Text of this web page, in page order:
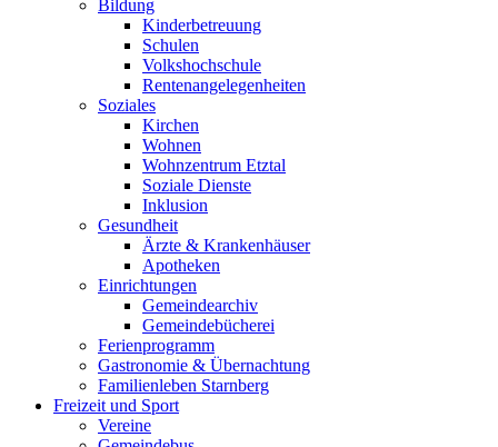
Bildung
Kinderbetreuung
Schulen
Volkshochschule
Rentenangelegenheiten
Soziales
Kirchen
Wohnen
Wohnzentrum Etztal
Soziale Dienste
Inklusion
Gesundheit
Ärzte & Krankenhäuser
Apotheken
Einrichtungen
Gemeindearchiv
Gemeindebücherei
Ferienprogramm
Gastronomie & Übernachtung
Familienleben Starnberg
Freizeit und Sport
Vereine